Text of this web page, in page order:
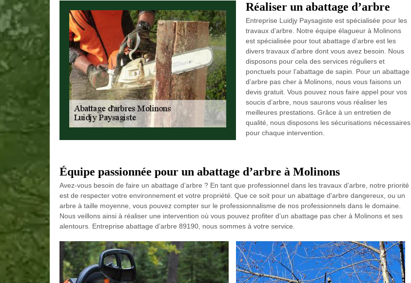
Réaliser un abattage d’arbre
Entreprise Luidjy Paysagiste est spécialisée pour les
travaux d’arbre. Notre équipe élagueur à Molinons
est spécialisée pour tout abattage d’arbre est les
divers travaux d’arbre dont vous avez besoin. Nous
disposons pour cela des services réguliers et
ponctuels pour l’abattage de sapin. Pour un abattage
d’arbre pas cher à Molinons, nous vous faisons un
devis gratuit. Vous pouvez nous faire appel pour vos
soucis d’arbre, nous saurons vous réaliser les
meilleures prestations. Grâce à un entretien de
qualité, nous disposons les sécurisations nécessaires
pour chaque intervention.
Équipe passionnée pour un abattage d’arbre à Molinons
Avez-vous besoin de faire un abattage d’arbre ? En tant que professionnel dans les travaux d’arbre, notre priorité
est de respecter votre environnement et votre propriété. Que ce soit pour un abattage d'arbre dangereux, ou un
arbre à taille moyenne, vous pouvez compter sur le professionnalisme de nos professionnels dans le domaine.
Nous veillons ainsi à réaliser une intervention où vous pouvez profiter d’un abattage pas cher à Molinons et ses
alentours. Entreprise abattage d’arbre 89190, nous sommes à votre service.